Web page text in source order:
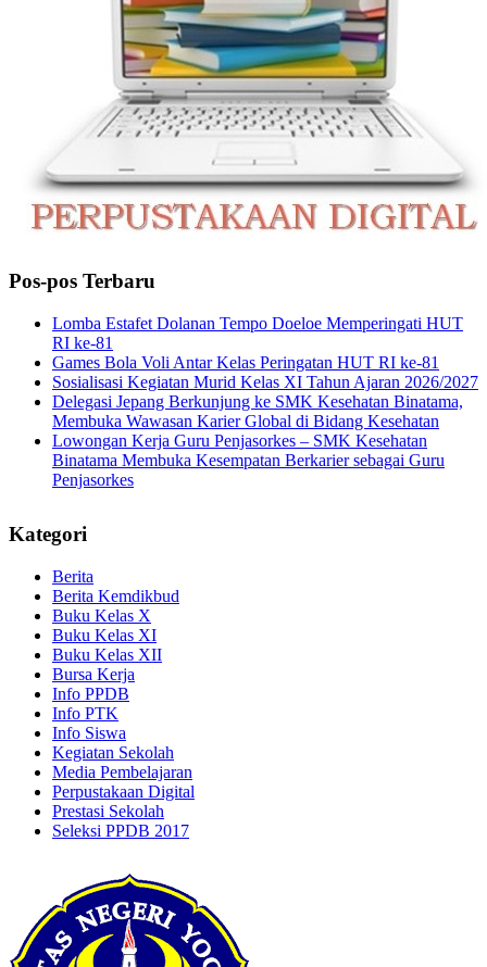
Pos-pos Terbaru
Lomba Estafet Dolanan Tempo Doeloe Memperingati HUT
RI ke-81
Games Bola Voli Antar Kelas Peringatan HUT RI ke-81
Sosialisasi Kegiatan Murid Kelas XI Tahun Ajaran 2026/2027
Delegasi Jepang Berkunjung ke SMK Kesehatan Binatama,
Membuka Wawasan Karier Global di Bidang Kesehatan
Lowongan Kerja Guru Penjasorkes – SMK Kesehatan
Binatama Membuka Kesempatan Berkarier sebagai Guru
Penjasorkes
Kategori
Berita
Berita Kemdikbud
Buku Kelas X
Buku Kelas XI
Buku Kelas XII
Bursa Kerja
Info PPDB
Info PTK
Info Siswa
Kegiatan Sekolah
Media Pembelajaran
Perpustakaan Digital
Prestasi Sekolah
Seleksi PPDB 2017